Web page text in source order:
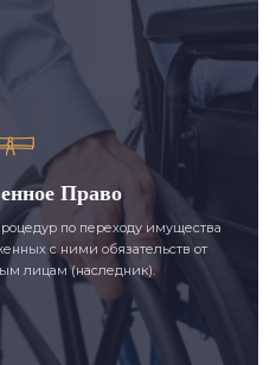
Право
по переходу имущества
с ними обязательств от
лицам (наследник).